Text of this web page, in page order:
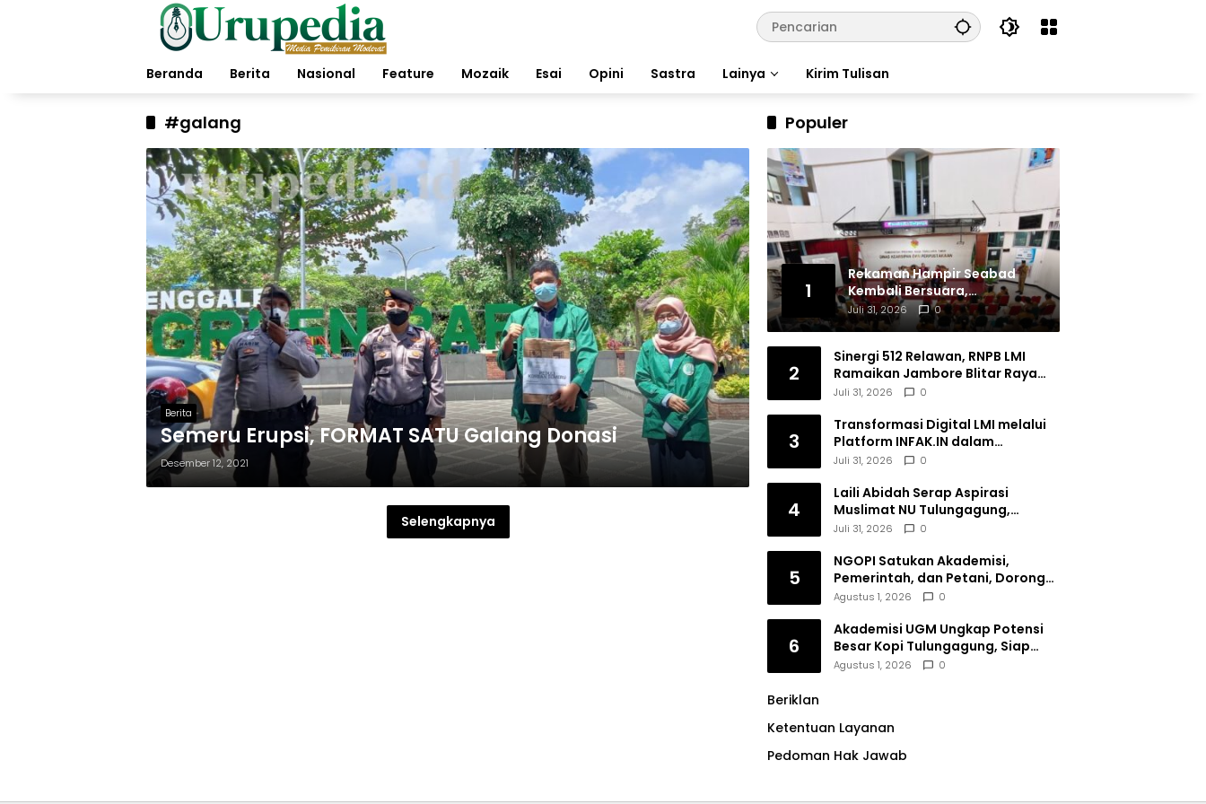
Beranda
Berita Nasional Feature Mozaik Esai Opini Sastra Lainya Kirim Tulisan
#galang
Berita
Semeru Erupsi, FORMAT SATU Galang Donasi
Desember 12, 2021
Selengkapnya
Populer
1
Rekaman Hampir Seabad
Kembali Bersuara,
Masyarakat Flores Hidupkan
Lagi Ingatan Leluhur
Juli 31, 2026 0
2
Sinergi 512 Relawan, RNPB LMI
Ramaikan Jambore Blitar Raya
2026
Juli 31, 2026 0
3
Transformasi Digital LMI melalui
Platform INFAK.IN dalam
Meningkatkan Penghimpunan
Juli 31, 2026 0
4
Laili Abidah Serap Aspirasi
Muslimat NU Tulungagung,
Dorong Penguatan Peran
Juli 31, 2026 0
5
NGOPI Satukan Akademisi,
Pemerintah, dan Petani, Dorong
Konservasi Hutan serta Daya
Agustus 1, 2026 0
6
Akademisi UGM Ungkap Potensi
Besar Kopi Tulungagung, Siap
Bersaing di Pasar Nasional hingga
Agustus 1, 2026 0
Beriklan
Ketentuan Layanan
Pedoman Hak Jawab